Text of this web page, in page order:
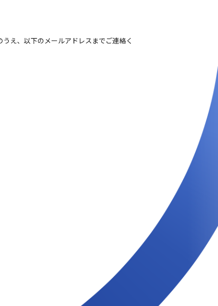
え、以下のメールアドレスまでご連絡く